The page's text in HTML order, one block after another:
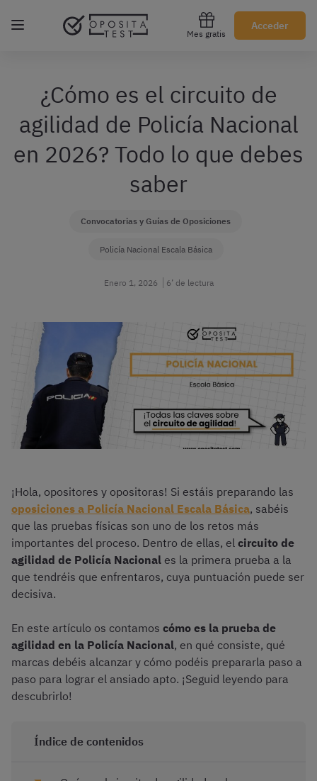
Mes gratis
Acceder
Regístrate gratis
¿Cómo es el circuito de
agilidad de Policía Nacional
en 2026? Todo lo que debes
saber
Convocatorias y Guías de Oposiciones
Policía Nacional Escala Básica
Enero 1, 2026 6’ de lectura
¡Hola, opositores y opositoras! Si estáis preparando las
oposiciones a Policía Nacional Escala Básica, sabéis
que las pruebas físicas son uno de los retos más
importantes del proceso. Dentro de ellas, el circuito de
agilidad de Policía Nacional es la primera prueba a la
que tendréis que enfrentaros, cuya puntuación puede ser
decisiva.
En este artículo os contamos cómo es la prueba de
agilidad en la Policía Nacional, en qué consiste, qué
marcas debéis alcanzar y cómo podéis prepararla paso a
paso para lograr el ansiado apto. ¡Seguid leyendo para
descubrirlo!
Índice de contenidos